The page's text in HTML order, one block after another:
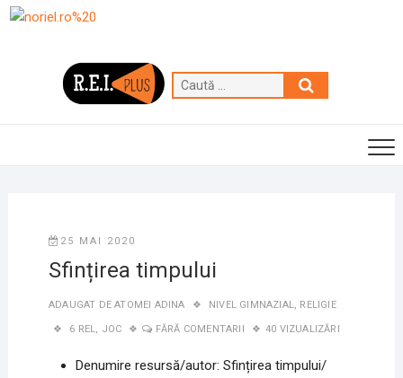
Skip
Caută
…
25 MAI 2020
Sfințirea timpului
ADAUGAT DEATOMEI ADINA NIVEL GIMNAZIAL, RELIGIE
6 REL, JOC FĂRĂ COMENTARII 40 VIZUALIZĂRI
Denumire resursă/autor: Sfințirea timpului/